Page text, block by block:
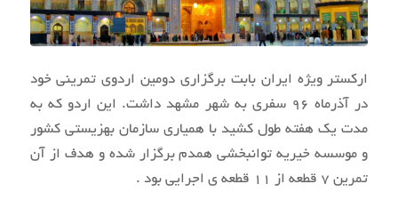
ارکستر ویژه ایران بابت برگزاری دومین اردوی تمرینی خود
در آذرماه 96 سفری به شهر مشهد داشت. این اردو که به
مدت یک هفته طول کشید با همیاری سازمان بهزیستی کشور
و موسسه خیریه توانبخشی همدم برگزار شده و هدف از آن
تمرین 7 قطعه از 11 قطعه ی اجرایی بود .